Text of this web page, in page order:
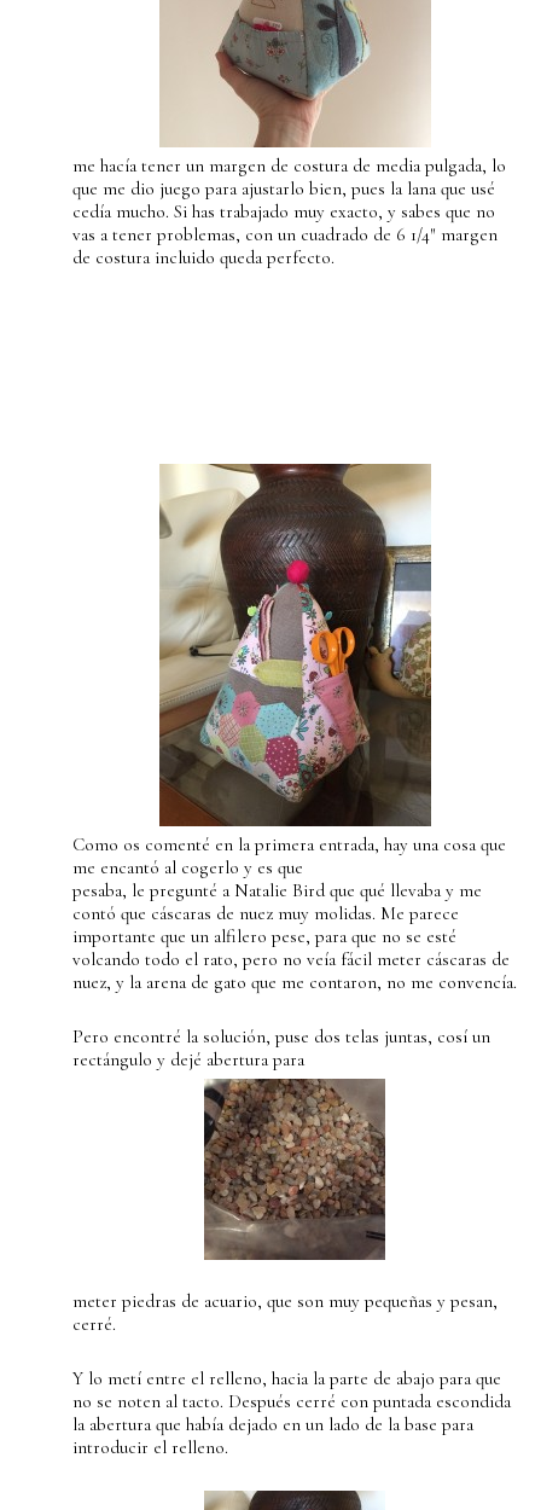
me hacía tener un margen de costura de media pulgada, lo
que me dio juego para ajustarlo bien, pues la lana que usé
cedía mucho. Si has trabajado muy exacto, y sabes que no
vas a tener problemas, con un cuadrado de 6 1/4″ margen
de costura incluido queda perfecto.
Como os comenté en la primera entrada, hay una cosa que
me encantó al cogerlo y es que
pesaba, le pregunté a Natalie Bird que qué llevaba y me
contó que cáscaras de nuez muy molidas. Me parece
importante que un alfilero pese, para que no se esté
volcando todo el rato, pero no veía fácil meter cáscaras de
nuez, y la arena de gato que me contaron, no me convencía.
Pero encontré la solución, puse dos telas juntas, cosí un
rectángulo y dejé abertura para
meter piedras de acuario, que son muy pequeñas y pesan,
cerré.
Y lo metí entre el relleno, hacia la parte de abajo para que
no se noten al tacto. Después cerré con puntada escondida
la abertura que había dejado en un lado de la base para
introducir el relleno.